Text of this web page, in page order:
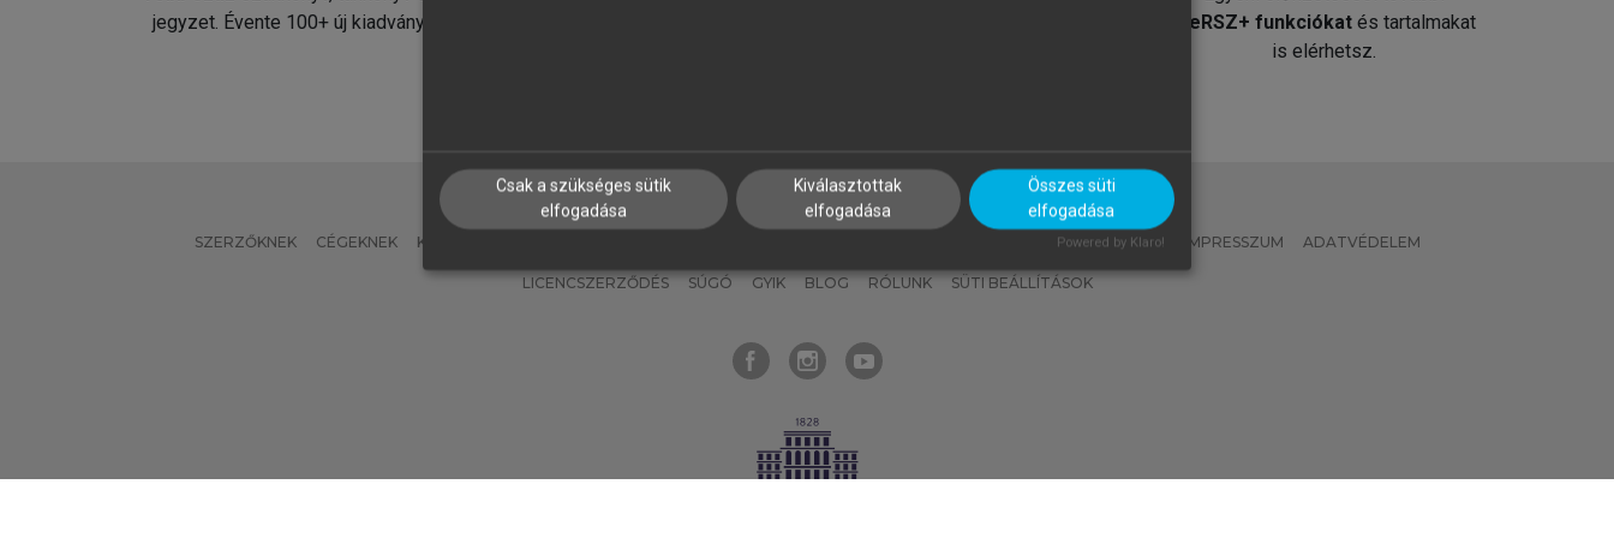
jegyzet. Évente 100+ új kiadvány.
MeRSZ+ funkciókat és tartalmakat
is elérhetsz.
SZERZŐKNEK CÉGEKNEK KÖNYVTÁROSOKNAK MI – ÁLTALÁNOS IRÁNYELVEK IMPRESSZUM ADATVÉDELEM
LICENCSZERZŐDÉS SÚGÓ GYIK BLOG RÓLUNK SÜTI BEÁLLÍTÁSOK
Csak a szükséges sütik
elfogadása
Kiválasztottak
elfogadása
Összes süti
elfogadása
Powered by Klaro!